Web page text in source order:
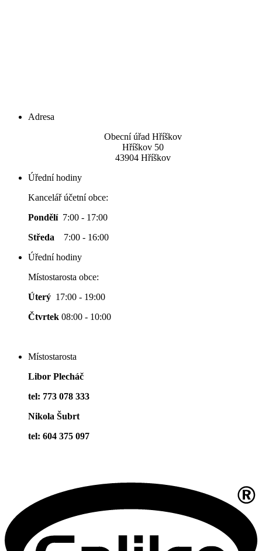
Adresa
Obecní úřad Hříškov
Hříškov 50
43904 Hříškov
Úřední hodiny
Kancelář účetní obce:
Pondělí 7:00 - 17:00
Středa 7:00 - 16:00
Úřední hodiny
Místostarosta obce:
Úterý 17:00 - 19:00
Čtvrtek 08:00 - 10:00
Místostarosta
Libor Plecháč
tel: 773 078 333
Nikola Šubrt
tel: 604 375 097